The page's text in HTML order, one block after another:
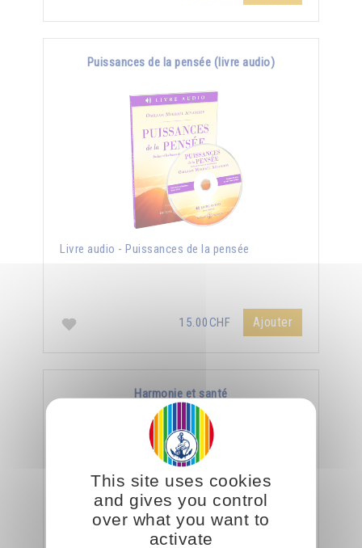
Puissances de la pensée (livre audio)
Livre audio - Puissances de la pensée
15.00CHF Ajouter
Harmonie et santé
This site uses cookies
and gives you control
over what you want to
activate